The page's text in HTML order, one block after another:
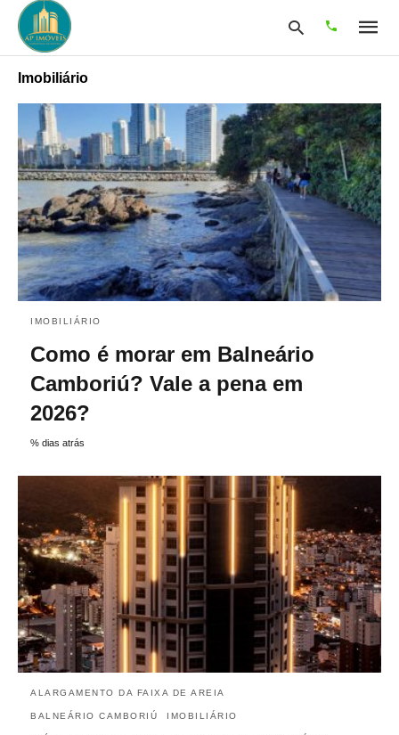
Type
your
search
query
and
hit
enter:
Imobiliário
IMOBILIÁRIO
Como é morar em Balneário
Camboriú? Vale a pena em
2026?
% dias atrás
ALARGAMENTO DA FAIXA DE AREIA
BALNEÁRIO CAMBORIÚ IMOBILIÁRIO